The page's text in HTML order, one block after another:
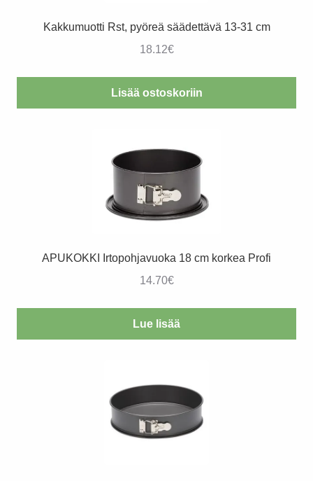
Kakkumuotti Rst, pyöreä säädettävä 13-31 cm
18.12€
Lisää ostoskoriin
APUKOKKI Irtopohjavuoka 18 cm korkea Profi
14.70€
Lue lisää